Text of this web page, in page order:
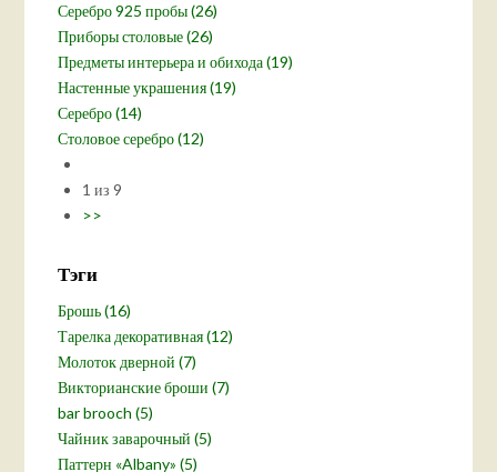
Серебро 925 пробы (26)
Приборы столовые (26)
Предметы интерьера и обихода (19)
Настенные украшения (19)
Серебро (14)
Столовое серебро (12)
1 из 9
>>
Тэги
Брошь (16)
Тарелка декоративная (12)
Молоток дверной (7)
Викторианские броши (7)
bar brooch (5)
Чайник заварочный (5)
Паттерн «Albany» (5)